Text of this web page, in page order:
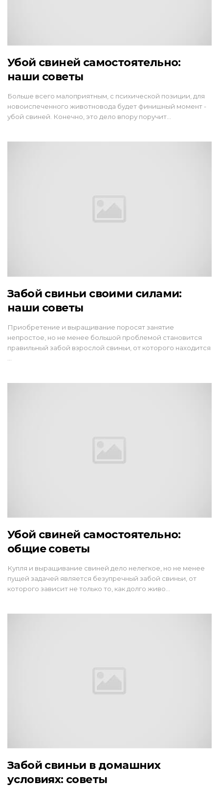
Убой свиней самостоятельно:
наши советы
Больше всего малоприятным, с психической позиции, для
новоиспеченного животновода будет финишный момент -
убой свиней. Конечно, это дело впору поручит…
Забой свиньи своими силами:
наши советы
Приобретение и выращивание поросят занятие
непростое, но не менее большой проблемой становится
правильный забой взрослой свиньи, от которого находится
Убой свиней самостоятельно:
общие советы
Купля и выращивание свиней дело нелегкое, но не менее
пущей задачей является безупречный забой свиньи, от
которого зависит не только то, как долго живо…
Забой свиньи в домашних
условиях: советы